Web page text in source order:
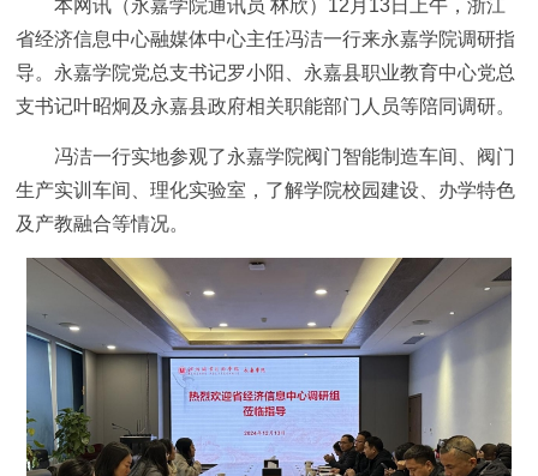
本网讯（永嘉学院通讯员 林欣）12月13日上午，浙江
省经济信息中心融媒体中心主任冯洁一行来永嘉学院调研指
导。永嘉学院党总支书记罗小阳、永嘉县职业教育中心党总
支书记叶昭炯及永嘉县政府相关职能部门人员等陪同调研。
冯洁一行实地参观了永嘉学院阀门智能制造车间、阀门
生产实训车间、理化实验室，了解学院校园建设、办学特色
及产教融合等情况。